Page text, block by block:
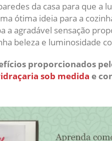
da casa para que a
ótima ideia para a
a agradável sensação
beleza e luminosidade
proporcionados
sob medida e